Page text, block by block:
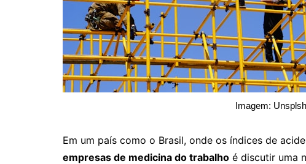
Imagem:
Em um país como o Brasil, onde os índices de
empresas de medicina do trabalho é discutir uma